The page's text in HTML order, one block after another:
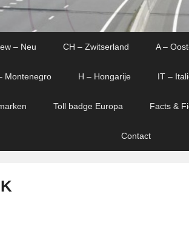
– Neu CH – Zwitserland A –
Montenegro H – Hongarije IT –
Toll badge Europa Facts &
Contact